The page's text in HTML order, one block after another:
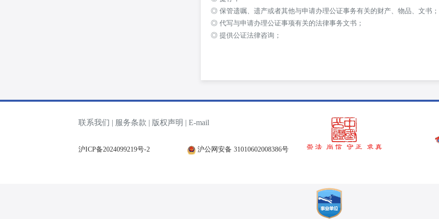
◎ 保管遗嘱、遗产或者其他与申请办理公证事务有关的财产、物品、文书；
◎ 代写与申请办理公证事项有关的法律事务文书；
◎ 提供公证法律咨询；
联系我们 | 服务条款 | 版权声明 | E-mail
沪ICP备2024099219号-2 沪公网安备 31010602008386号